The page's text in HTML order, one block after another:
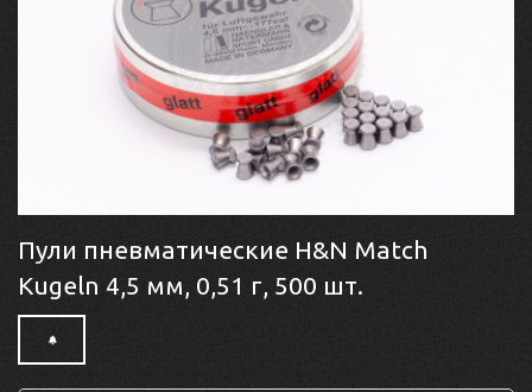
Пули пневматические H&N Match
Kugeln 4,5 мм, 0,51 г, 500 шт.